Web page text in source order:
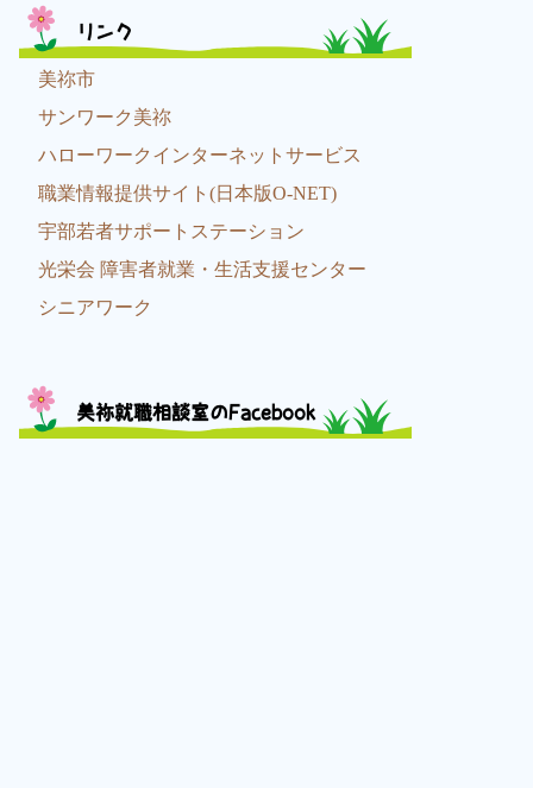
リンク
美祢市
サンワーク美祢
ハローワークインターネットサービス
職業情報提供サイト(日本版O-NET)
宇部若者サポートステーション
光栄会 障害者就業・生活支援センター
シニアワーク
美祢就職相談室のFacebook